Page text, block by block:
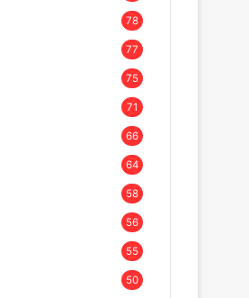
78
77
75
71
66
64
58
56
55
50